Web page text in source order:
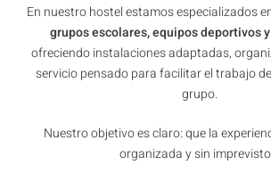
En nuestro hostel estamos especializados
grupos escolares, equipos deportivos
ofreciendo instalaciones adaptadas,
servicio pensado para facilitar el trabajo
grupo.
Nuestro objetivo es claro: que la
organizada y sin